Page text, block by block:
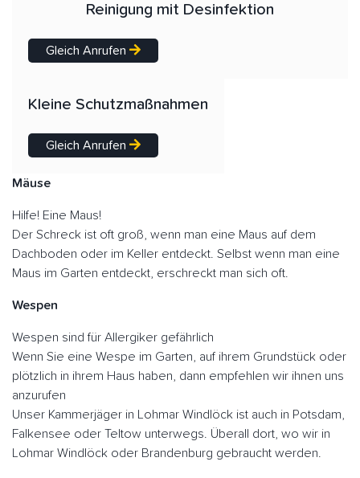
Reinigung mit Desinfektion
Gleich Anrufen
Kleine Schutzmaßnahmen
Gleich Anrufen
Mäuse
Hilfe! Eine Maus!
Der Schreck ist oft groß, wenn man eine Maus auf dem
Dachboden oder im Keller entdeckt. Selbst wenn man eine
Maus im Garten entdeckt, erschreckt man sich oft.
Wespen
Wespen sind für Allergiker gefährlich
Wenn Sie eine Wespe im Garten, auf ihrem Grundstück oder
plötzlich in ihrem Haus haben, dann empfehlen wir ihnen uns
anzurufen
Unser Kammerjäger in Lohmar Windlöck ist auch in Potsdam,
Falkensee oder Teltow unterwegs. Überall dort, wo wir in
Lohmar Windlöck oder Brandenburg gebraucht werden.